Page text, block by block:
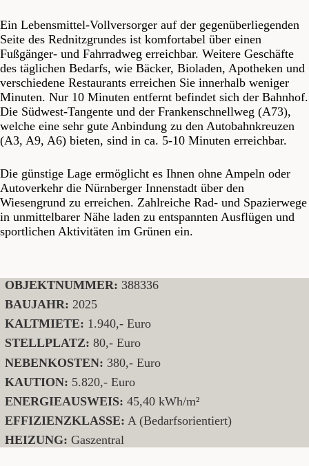
Ein Lebensmittel-Vollversorger auf der gegenüberliegenden
Seite des Rednitzgrundes ist komfortabel über einen
Fußgänger- und Fahrradweg erreichbar. Weitere Geschäfte
des täglichen Bedarfs, wie Bäcker, Bioladen, Apotheken und
verschiedene Restaurants erreichen Sie innerhalb weniger
Minuten. Nur 10 Minuten entfernt befindet sich der Bahnhof.
Die Südwest-Tangente und der Frankenschnellweg (A73),
welche eine sehr gute Anbindung zu den Autobahnkreuzen
(A3, A9, A6) bieten, sind in ca. 5-10 Minuten erreichbar.
Die günstige Lage ermöglicht es Ihnen ohne Ampeln oder
Autoverkehr die Nürnberger Innenstadt über den
Wiesengrund zu erreichen. Zahlreiche Rad- und Spazierwege
in unmittelbarer Nähe laden zu entspannten Ausflügen und
sportlichen Aktivitäten im Grünen ein.
OBJEKTNUMMER: 388336
BAUJAHR: 2025
KALTMIETE: 1.940,- Euro
STELLPLATZ: 80,- Euro
NEBENKOSTEN: 380,- Euro
KAUTION: 5.820,- Euro
ENERGIEAUSWEIS: 45,40 kWh/m²
EFFIZIENZKLASSE: A (Bedarfsorientiert)
HEIZUNG: Gaszentral